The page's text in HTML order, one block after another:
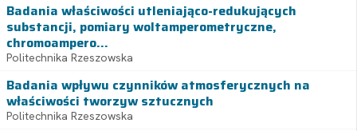
Badania właściwości utleniająco-redukujących
substancji, pomiary woltamperometryczne,
chromoampero...
Politechnika Rzeszowska
Badania wpływu czynników atmosferycznych na
właściwości tworzyw sztucznych
Politechnika Rzeszowska